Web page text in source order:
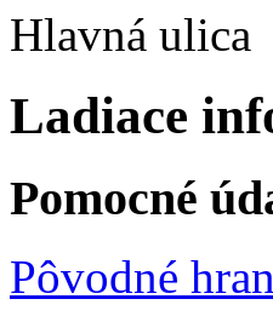
Hlavná ulica
Ladiace
Pomocné
Pôvodné